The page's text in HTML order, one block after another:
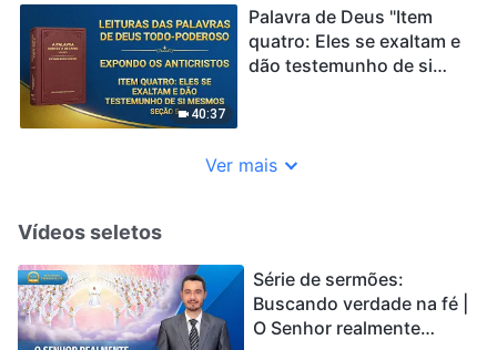
40:37
Palavra de Deus "Item
quatro: Eles se exaltam e
dão testemunho de si
Ver mais
Vídeos seletos
Série de sermões:
Buscando verdade na fé |
O Senhor realmente